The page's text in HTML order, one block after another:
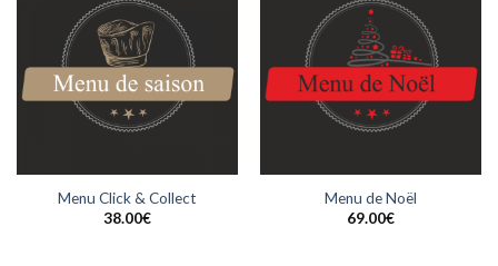
Menu Click & Collect
38.00€
Menu de Noël
69.00€